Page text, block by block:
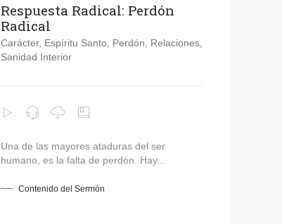
Respuesta Radical: Perdón
Radical
Carácter, Espíritu Santo, Perdón Relaciones,
Sanidad Interior
Una de las mayores ataduras del ser
humano, es la falta de perdón. Hay...
Contenido del Sermón